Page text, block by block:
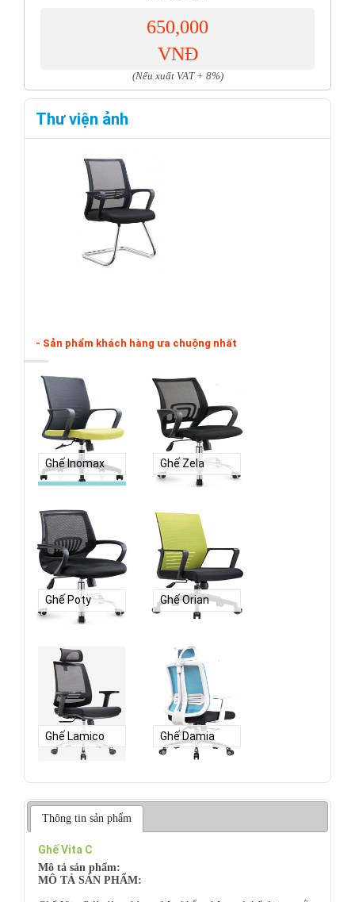
650,000
VNĐ
(Nếu xuất VAT + 8%)
Thư viện ảnh
- Sản phẩm khách hàng ưa chuộng nhất
Ghế Inomax Ghế Zela
Ghế Poty Ghế Orian
Ghế Lamico Ghế Damia
Thông tin sản phẩm
Ghế Vita C
Mô tả sản phẩm:
MÔ TẢ SẢN PHẨM: